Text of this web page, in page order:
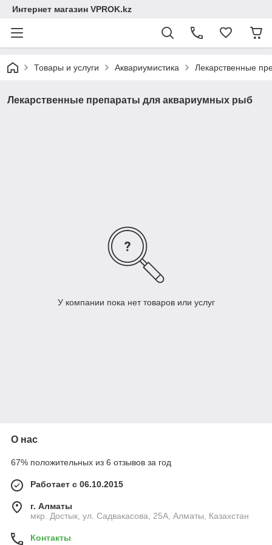
Интернет магазин VPROK.kz
Товары и услуги Аквариумистика Лекарственные
Лекарственные препараты для аквариумных рыб
У компании пока нет товаров или услуг
О нас
67% положительных из 6 отзывов за год
Работает с 06.10.2015
г. Алматы
мкр. Достык, ул. Садвакасова, 25А, Алматы, Казахстан
Контакты